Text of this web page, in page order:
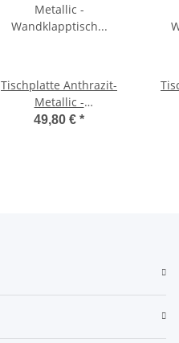
Tischplatte Anthrazit-
Metallic -
Wandklapptisch
49,80 € *